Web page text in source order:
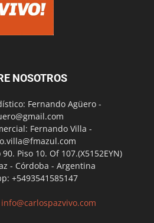
NOSOTROS
Fernando Agüero -
Fernando Villa -
Piso 10. Of 107.(X5152EYN)
- Córdoba - Argentina
+5493541585147
info@carlospazvivo.com